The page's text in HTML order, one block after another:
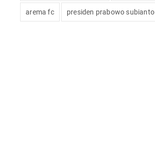
arema fc presiden prabowo subianto